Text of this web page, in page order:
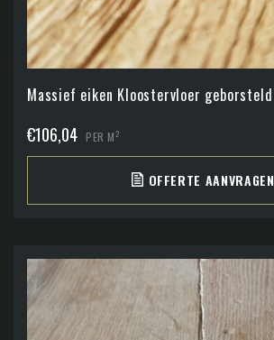
Massief eiken Kloostervloer geborsteld
€106,04 PER M2
OFFERTE AANVRAGEN